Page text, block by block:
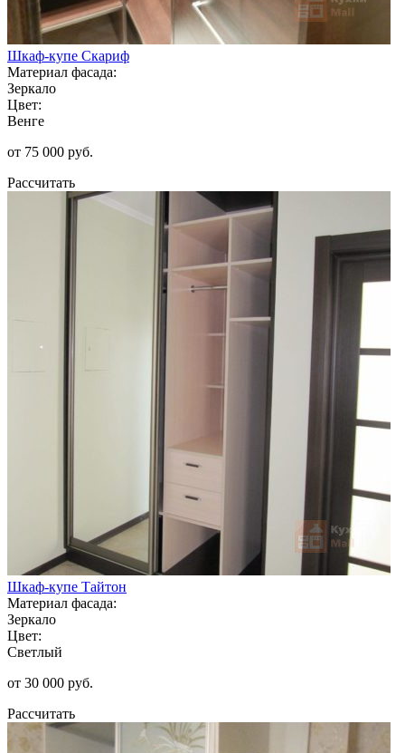
Шкаф-купе Скариф
Материал фасада:
Зеркало
Цвет:
Венге
от 75 000 руб.
Рассчитать
Шкаф-купе Тайтон
Материал фасада:
Зеркало
Цвет:
Светлый
от 30 000 руб.
Рассчитать